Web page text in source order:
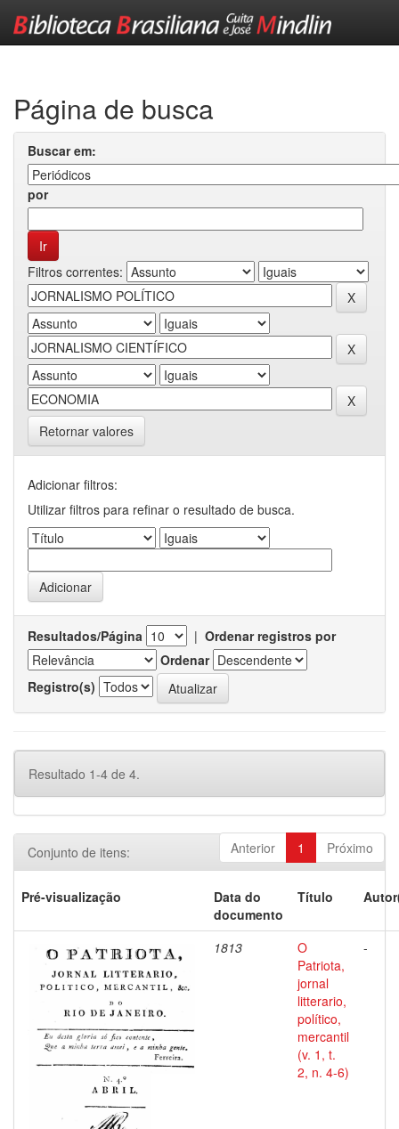
Página de busca
Buscar em:
por
Filtros correntes:
Retornar valores
Adicionar filtros:
Utilizar filtros para refinar o resultado de busca.
Resultados/Página | Ordenar registros por
Ordenar
Registro(s)
Resultado 1-4 de 4.
Anterior 1 Próximo
Conjunto de itens:
Pré-visualização
Data do
documento
Título
1813
O
Patriota,
jornal
litterario,
político,
mercantil
(v. 1, t.
2, n. 4-6)
-